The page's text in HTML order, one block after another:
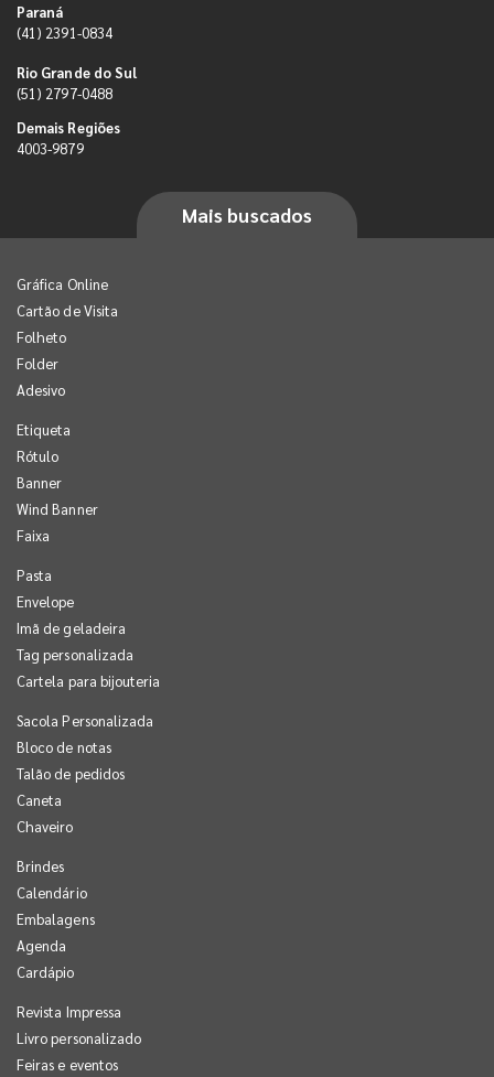
Paraná
(41) 2391-0834
Rio Grande do Sul
(51) 2797-0488
Demais Regiões
4003-9879
Mais buscados
Gráfica Online
Cartão de Visita
Folheto
Folder
Adesivo
Etiqueta
Rótulo
Banner
Wind Banner
Faixa
Pasta
Envelope
Imã de geladeira
Tag personalizada
Cartela para bijouteria
Sacola Personalizada
Bloco de notas
Talão de pedidos
Caneta
Chaveiro
Brindes
Calendário
Embalagens
Agenda
Cardápio
Revista Impressa
Livro personalizado
Feiras e eventos